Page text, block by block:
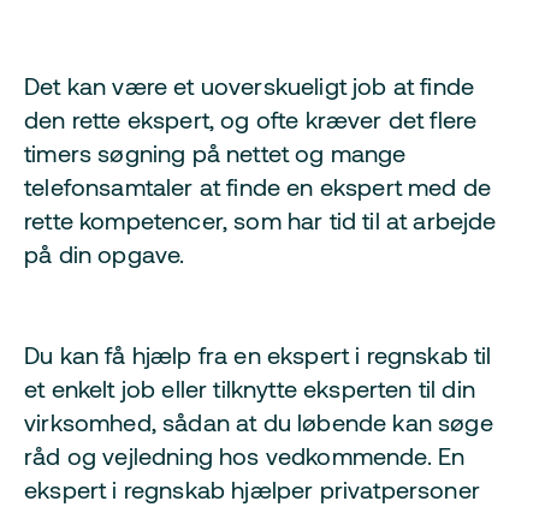
Det kan være et uoverskueligt job at finde
den rette ekspert, og ofte kræver det flere
timers søgning på nettet og mange
telefonsamtaler at finde en ekspert med de
rette kompetencer, som har tid til at arbejde
på din opgave.
Du kan få hjælp fra en ekspert i regnskab til
et enkelt job eller tilknytte eksperten til din
virksomhed, sådan at du løbende kan søge
råd og vejledning hos vedkommende. En
ekspert i regnskab hjælper privatpersoner